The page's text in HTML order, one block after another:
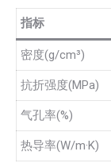
指标
密度(g/cm³)
抗折强度(MPa)
气孔率(%)
热导率(W/m·K)